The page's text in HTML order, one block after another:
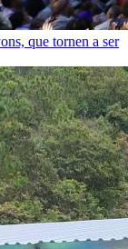
que tornen a ser